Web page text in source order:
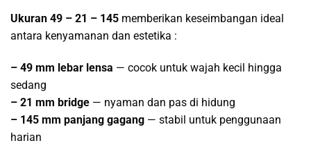
Ukuran 49 – 21 – 145 memberikan keseimbangan ideal
antara kenyamanan dan estetika :
– 49 mm lebar lensa — cocok untuk wajah kecil hingga
sedang
– 21 mm bridge — nyaman dan pas di hidung
– 145 mm panjang gagang — stabil untuk penggunaan
harian